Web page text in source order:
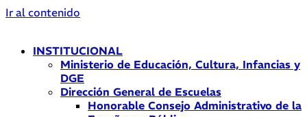
Ir al contenido
INSTITUCIONAL
Ministerio de Educación, Cultura, Infancias y
DGE
Dirección General de Escuelas
Honorable Consejo Administrativo de la